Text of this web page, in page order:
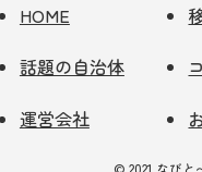
HOME
話題の自治体
運営会社